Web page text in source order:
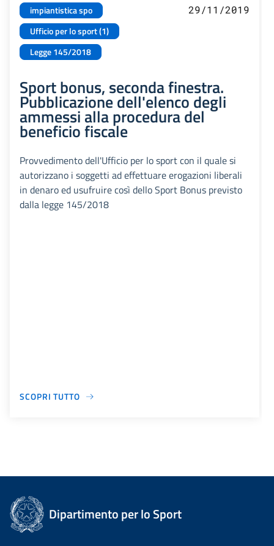
impiantistica spo
Ufficio per lo sport (1)
Legge 145/2018
29/11/2019
Sport bonus, seconda finestra.
Pubblicazione dell'elenco degli
ammessi alla procedura del
beneficio fiscale
Provvedimento dell'Ufficio per lo sport con il quale si
autorizzano i soggetti ad effettuare erogazioni liberali
in denaro ed usufruire così dello Sport Bonus previsto
dalla legge 145/2018
SCOPRI TUTTO
Dipartimento per lo Sport